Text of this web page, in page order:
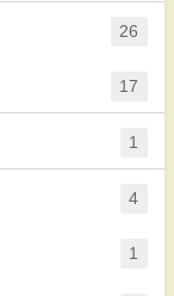
26
17
1
4
1